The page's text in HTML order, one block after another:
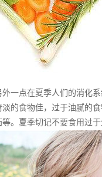
一点在夏季人们的消化
的食物佳，过于油腻的
。夏季切记不要食用过